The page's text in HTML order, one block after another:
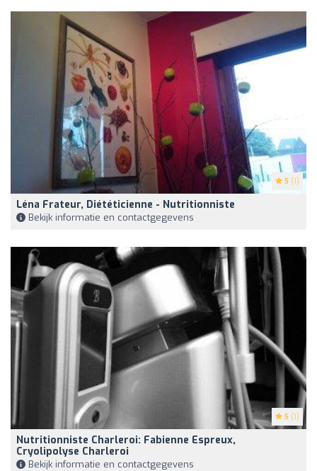
5 (1)
Léna Frateur, Diététicienne - Nutritionniste
Bekijk informatie en contactgegevens
5 (1)
Nutritionniste Charleroi: Fabienne Espreux,
Cryolipolyse Charleroi
Bekijk informatie en contactgegevens